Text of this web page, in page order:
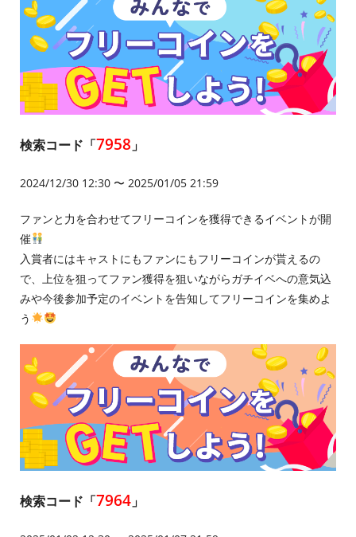
検索コード「7958 」
2024/12/30 12:30 〜 2025/01/05 21:59
ファンと力を合わせてフリーコインを獲得できるイベントが開
催
入賞者にはキャストにもファンにもフリーコインが貰えるの
で、上位を狙ってファン獲得を狙いながらガチイベへの意気込
みや今後参加予定のイベントを告知してフリーコインを集めよ
う
検索コード「7964 」